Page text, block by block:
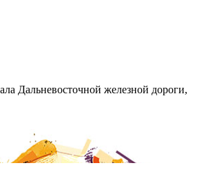
Дальневосточной железной дороги,